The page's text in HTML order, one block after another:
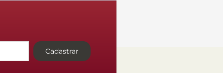
Cadastrar